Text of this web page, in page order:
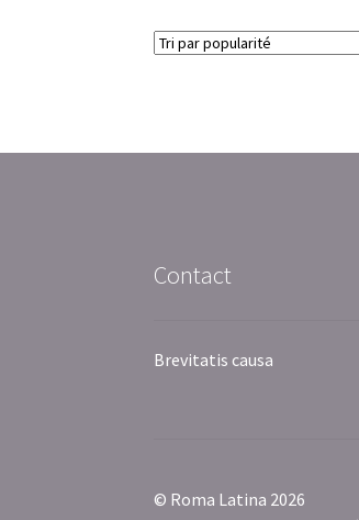
Contact
Brevitatis causa
© Roma Latina 2026